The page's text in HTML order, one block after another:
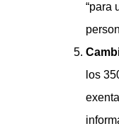
“para
los